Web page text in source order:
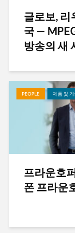
글로보, 리
국 —
방송의 새
PEOPLE 제품 및
프라운호
폰 프라운